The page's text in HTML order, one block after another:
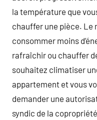
la température que
chauffer une pièce. Le
consommer moins
rafraîchir ou chauffer
souhaitez climatiser
appartement et vous
demander une
syndic de la